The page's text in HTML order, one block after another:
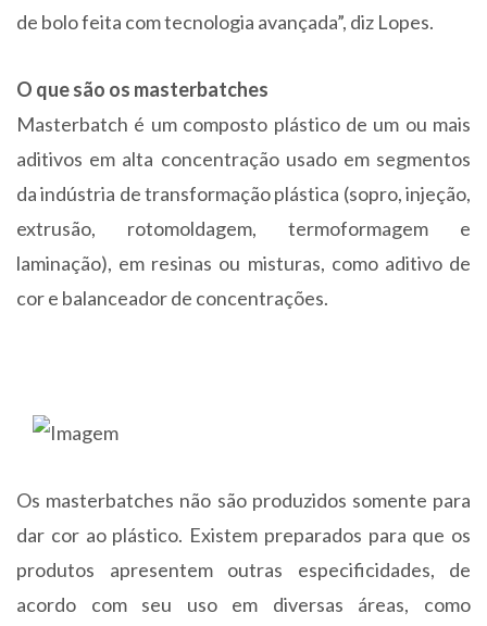
de bolo feita com tecnologia avançada”, diz Lopes.
O que são os masterbatches
Masterbatch é um composto plástico de um ou mais
aditivos em alta concentração usado em segmentos
da indústria de transformação plástica (sopro, injeção,
extrusão, rotomoldagem, termoformagem e
laminação), em resinas ou misturas, como aditivo de
cor e balanceador de concentrações.
Os masterbatches não são produzidos somente para
dar cor ao plástico. Existem preparados para que os
produtos apresentem outras especificidades, de
acordo com seu uso em diversas áreas, como